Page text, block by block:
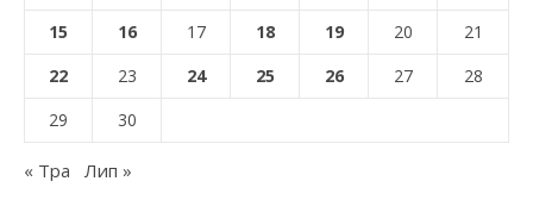
15
16 17 18 19 20
21
22
23 24 25 26 27
28
29
30
« Тра Лип »